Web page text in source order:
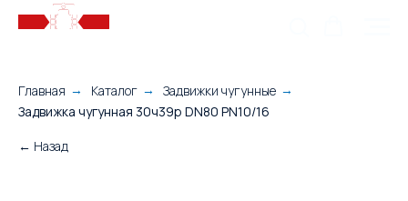
Главная → Каталог → Задвижки чугунные →
Задвижка чугунная 30ч39р DN80 PN10/16
← Назад